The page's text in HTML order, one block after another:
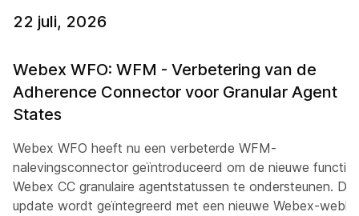
22 juli, 2026
Webex WFO: WFM - Verbetering van de
Adherence Connector voor Granular Agent
States
Webex WFO heeft nu een verbeterde WFM-
nalevingsconnector geïntroduceerd om de nieuwe functie
Webex CC granulaire agentstatussen te ondersteunen.
update wordt geïntegreerd met een nieuwe Webex-